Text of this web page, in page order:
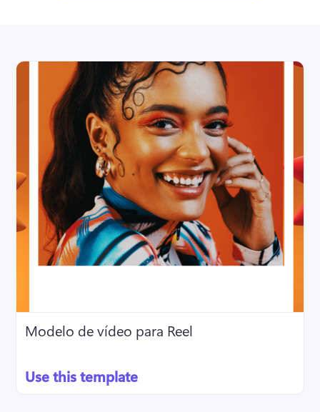
Modelo de vídeo para Reel
Use this template